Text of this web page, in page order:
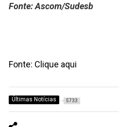
Fonte: Ascom/Sudesb
Fonte: Clique aqui
Últimas Notícias 5733